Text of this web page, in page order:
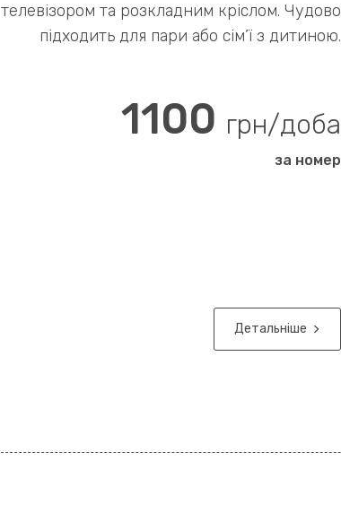
телевізором та розкладним кріслом. Чудово
підходить для пари або сім’ї з дитиною.
1100 грн/доба
за номер
Детальніше